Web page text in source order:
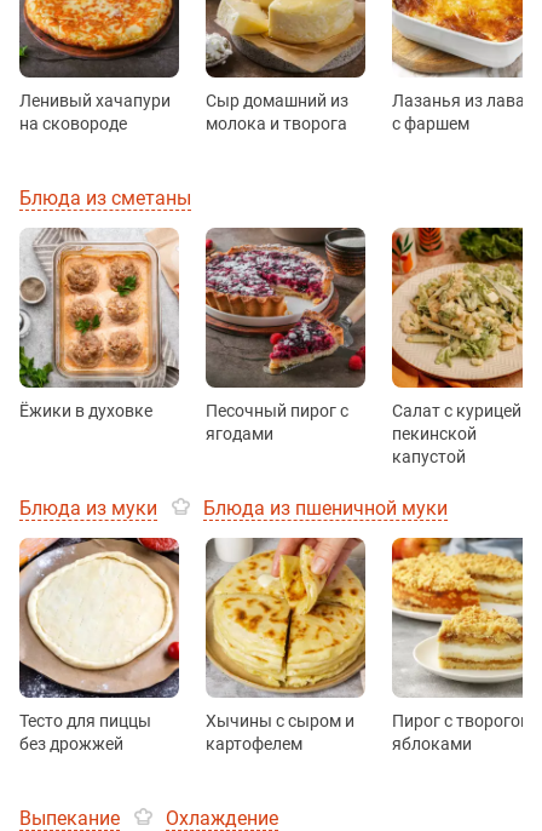
Ленивый хачапури
на сковороде
Сыр домашний из
молока и творога
Лазанья из
с фаршем
Блюда из сметаны
Ёжики в духовке
Песочный пирог с
ягодами
Салат с курицей и
пекинской
капустой
Блюда из муки Блюда из пшеничной муки
Тесто для пиццы
без дрожжей
Хычины с сыром и
картофелем
Пирог с творогом
яблоками
Выпекание Охлаждение